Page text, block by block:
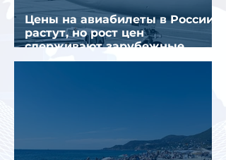
Цены на авиабилеты в России
растут, но рост цен
сдерживают зарубежные
конкуренты